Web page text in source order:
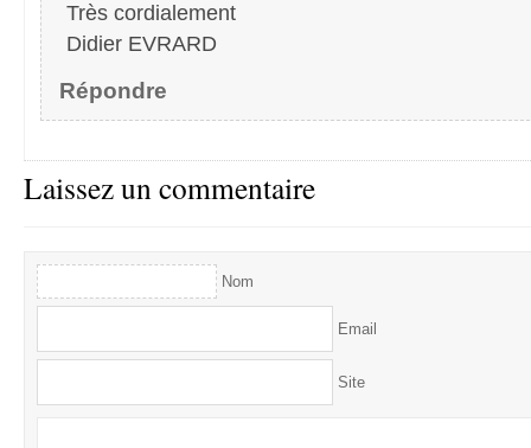
Très cordialement
Didier EVRARD
Répondre
Laissez un commentaire
Nom
Email
Site